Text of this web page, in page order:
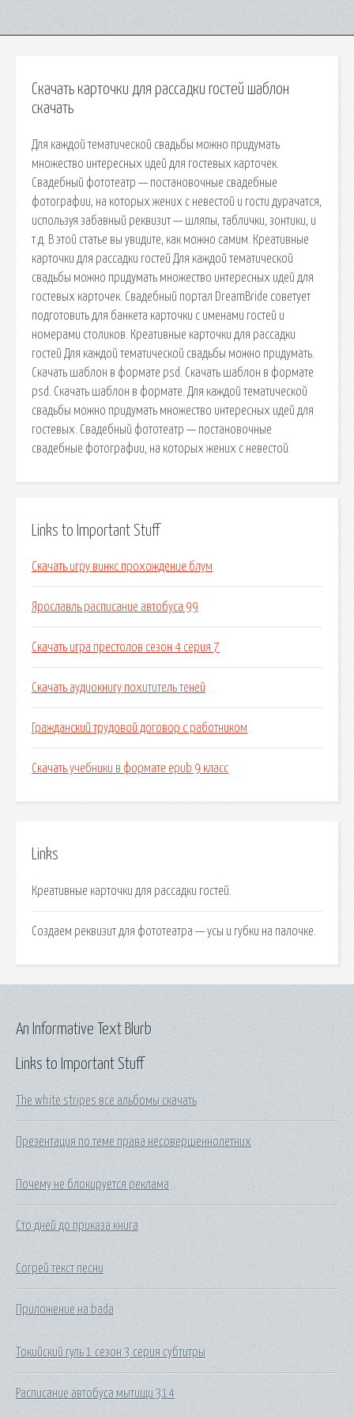
Скачать карточки для рассадки гостей шаблон
скачать
Для каждой тематической свадьбы можно придумать
множество интересных идей для гостевых карточек.
Свадебный фототеатр — постановочные свадебные
фотографии, на которых жених с невестой и гости дурачатся,
используя забавный реквизит — шляпы, таблички, зонтики, и
т.д. В этой статье вы увидите, как можно самим. Креативные
карточки для рассадки гостей Для каждой тематической
свадьбы можно придумать множество интересных идей для
гостевых карточек. Свадебный портал DreamBride советует
подготовить для банкета карточки с именами гостей и
номерами столиков. Креативные карточки для рассадки
гостей Для каждой тематической свадьбы можно придумать.
Скачать шаблон в формате psd. Скачать шаблон в формате
psd. Скачать шаблон в формате. Для каждой тематической
свадьбы можно придумать множество интересных идей для
гостевых. Свадебный фототеатр — постановочные
свадебные фотографии, на которых жених с невестой.
Links to Important Stuff
Скачать игру винкс прохождение блум
Ярославль расписание автобуса 99
Скачать игра престолов сезон 4 серия 7
Скачать аудиокнигу похититель теней
Гражданский трудовой договор с работником
Скачать учебники в формате epub 9 класс
Links
Креативные карточки для рассадки гостей.
Создаем реквизит для фототеатра — усы и губки на палочке.
Links to Important Stuff
The white stripes все альбомы скачать
Презентация по теме права несовершеннолетних
Почему не блокируется реклама
Сто дней до приказа книга
Согрей текст песни
Приложение на bada
Токийский гуль 1 сезон 3 серия субтитры
Расписание автобуса мытищи 314
An Informative Text Blurb